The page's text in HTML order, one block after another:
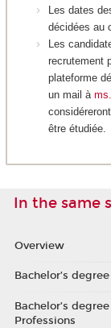
Les dates
décidées au
Les
recrutement
plateforme
un mail à
être étudiée.
In the same
Overview
Bachelor’s
Bachelor’s
Professions